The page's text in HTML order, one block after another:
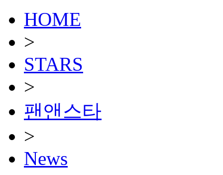
HOME
>
STARS
>
팬앤스타
>
News